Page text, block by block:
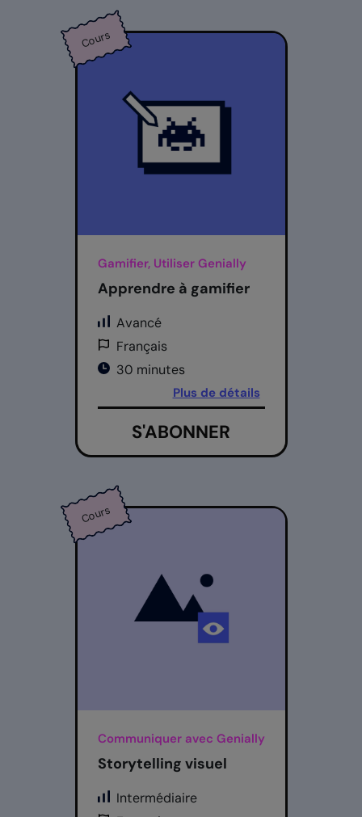
Cours
Gamifier, Utiliser Genially
Apprendre à gamifier
Avancé
Français
30 minutes
Plus de détails
S'ABONNER
Cours
Communiquer avec Genially
Storytelling visuel
Intermédiaire